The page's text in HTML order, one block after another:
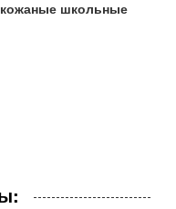
кожаные школьные